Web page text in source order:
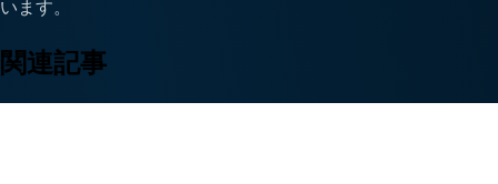
います。
関連記事